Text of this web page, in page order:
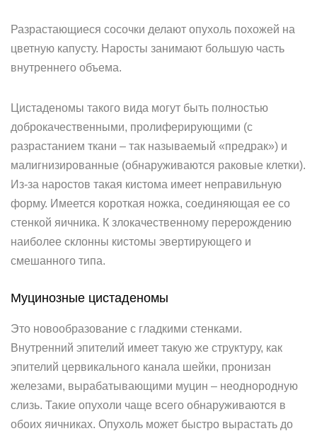
Разрастающиеся сосочки делают опухоль похожей на
цветную капусту. Наросты занимают большую часть
внутреннего объема.
Цистаденомы такого вида могут быть полностью
доброкачественными, пролиферирующими (с
разрастанием ткани – так называемый «предрак») и
малигнизированные (обнаруживаются раковые клетки).
Из-за наростов такая кистома имеет неправильную
форму. Имеется короткая ножка, соединяющая ее со
стенкой яичника. К злокачественному перерождению
наиболее склонны кистомы эвертирующего и
смешанного типа.
Муцинозные цистаденомы
Это новообразование с гладкими стенками.
Внутренний эпителий имеет такую же структуру, как
эпителий цервикального канала шейки, пронизан
железами, вырабатывающими муцин – неоднородную
слизь. Такие опухоли чаще всего обнаруживаются в
обоих яичниках. Опухоль может быстро вырастать до